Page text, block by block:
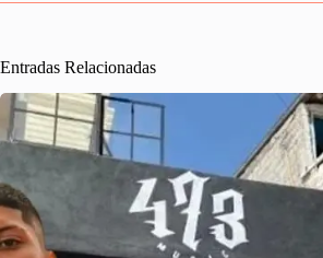
Entradas Relacionadas